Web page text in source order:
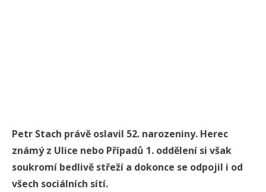
Petr Stach právě oslavil 52. narozeniny. Herec
známý z Ulice nebo Případů 1. oddělení si však
soukromí bedlivě střeží a dokonce se odpojil i od
všech sociálních sítí.